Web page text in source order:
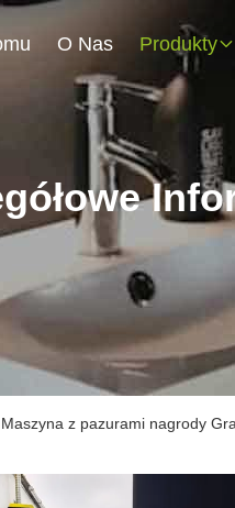
O Nas Produkty
Maszyna z pazurami nagrody